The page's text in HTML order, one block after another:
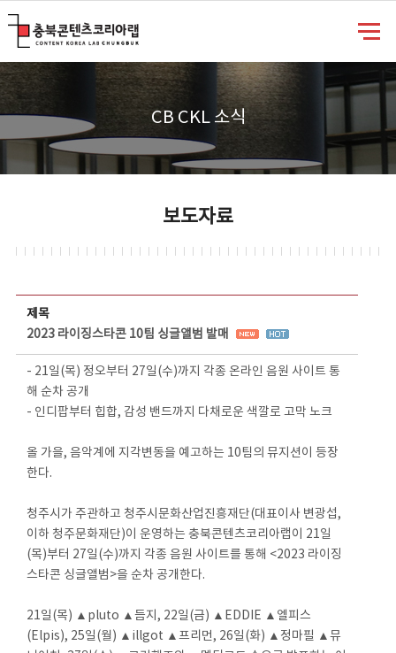
CB CKL 소식
보도자료
제목
2023 라이징스타콘 10팀 싱글앨범 발매
- 21일(목) 정오부터 27일(수)까지 각종 온라인 음원 사이트 통
해 순차 공개
- 인디팝부터 힙합, 감성 밴드까지 다채로운 색깔로 고막 노크
올 가을, 음악계에 지각변동을 예고하는 10팀의 뮤지션이 등장
한다.
청주시가 주관하고 청주시문화산업진흥재단(대표이사 변광섭,
이하 청주문화재단)이 운영하는 충북콘텐츠코리아랩이 21일
(목)부터 27일(수)까지 각종 음원 사이트를 통해 <2023 라이징
스타콘 싱글앨범>을 순차 공개한다.
21일(목) ▲pluto ▲듬지, 22일(금) ▲EDDIE ▲엘피스
(Elpis), 25일(월) ▲illgot ▲프리먼, 26일(화) ▲정마필 ▲뮤